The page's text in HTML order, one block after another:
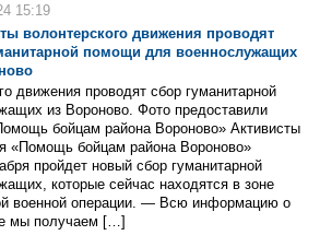
15:19
волонтерского движения проводят
помощи для военнослужащих
движения проводят сбор гуманитарной
из Вороново. Фото предоставили
бойцам района Вороново» Активисты
«Помощь бойцам района Вороново»
пройдет новый сбор гуманитарной
которые сейчас находятся в зоне
военной операции. — Всю информацию о
мы получаем […]